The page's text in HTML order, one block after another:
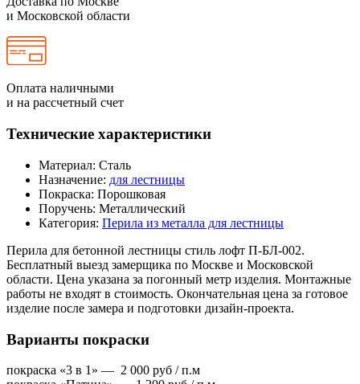
и Московской области
Оплата наличными
и на рассчетный счет
Технические характеристики
Материал: Сталь
Назначение: для лестницы
Покраска: Порошковая
Поручень: Металлический
Категория: Перила из металла для лестницы
Перила для бетонной лестницы стиль лофт П-БЛ-002.
Бесплатный выезд замерщика по Москве и Московской
области. Цена указана за погонный метр изделия. Монтажные
работы не входят в стоимость. Окончательная цена за готовое
изделие после замера и подготовки дизайн-проекта.
Варианты покраски
покраска «3 в 1» — 2 000 руб / п.м